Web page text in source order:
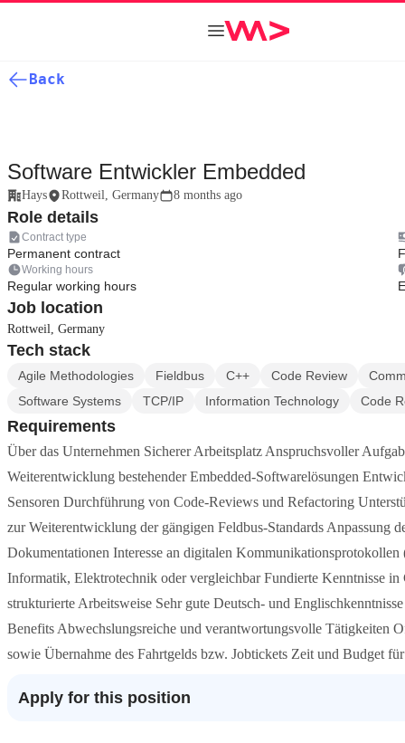
Back
Software Entwickler Embedded
Hays Rottweil, Germany 8 months ago
Role details
Contract type
Permanent contract
Working hours
Regular working hours
Job location
Rottweil, Germany
Tech stack
Agile Methodologies Fieldbus C++ Code Review
Software Systems
TCP/IP Information Technology Code
Requirements
Über das Unternehmen Sicherer Arbeitsplatz Anspruchsvoller
Weiterentwicklung bestehender Embedded-Softwarelösungen
Sensoren Durchführung von Code-Reviews und Refactoring
zur Weiterentwicklung der gängigen Feldbus-Standards Anpassung
Dokumentationen Interesse an digitalen
Informatik, Elektrotechnik oder vergleichbar Fundierte Kenntnisse
strukturierte Arbeitsweise Sehr gute Deutsch- und
Benefits Abwechslungsreiche und verantwortungsvolle Tätigkeiten
sowie Übernahme des Fahrtgelds bzw. Jobtickets Zeit und Budget
Apply for this position